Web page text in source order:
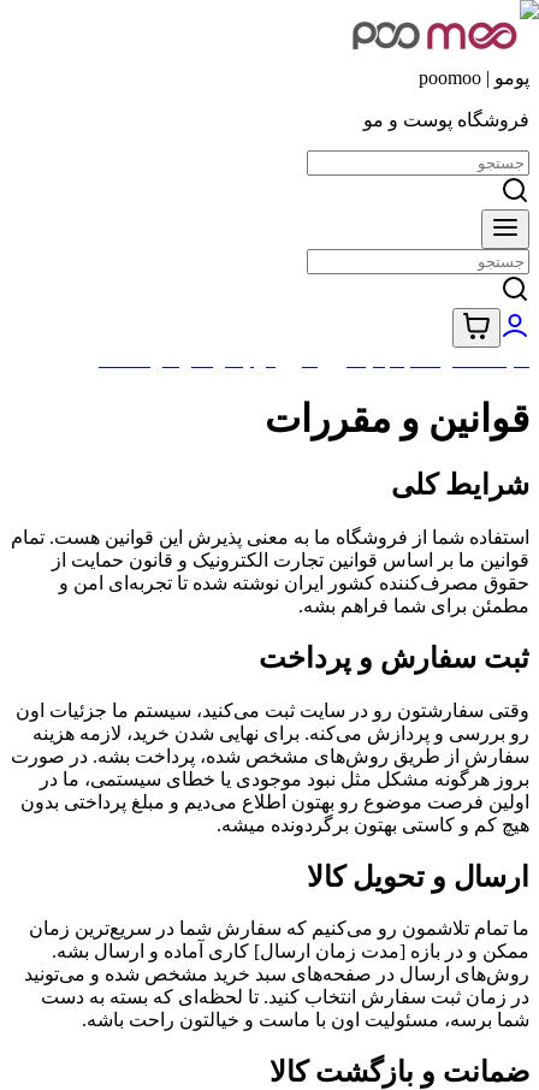
پومو | poomoo
فروشگاه پوست و مو
قوانین و مقررات
شرایط کلی
استفاده شما از فروشگاه ما به معنی پذیرش این قوانین هست. تمام
قوانین ما بر اساس قوانین تجارت الکترونیک و قانون حمایت از
حقوق مصرف‌کننده کشور ایران نوشته شده تا تجربه‌ای امن و
مطمئن برای شما فراهم بشه.
ثبت سفارش و پرداخت
وقتی سفارشتون رو در سایت ثبت می‌کنید، سیستم ما جزئیات اون
رو بررسی و پردازش می‌کنه. برای نهایی شدن خرید، لازمه هزینه
سفارش از طریق روش‌های مشخص شده، پرداخت بشه. در صورت
بروز هرگونه مشکل مثل نبود موجودی یا خطای سیستمی، ما در
اولین فرصت موضوع رو بهتون اطلاع می‌دیم و مبلغ پرداختی بدون
هیچ کم و کاستی بهتون برگردونده میشه.
ارسال و تحویل کالا
ما تمام تلاشمون رو می‌کنیم که سفارش شما در سریع‌ترین زمان
ممکن و در بازه [مدت زمان ارسال] کاری آماده و ارسال بشه.
روش‌های ارسال در صفحه‌های سبد خرید مشخص شده و می‌تونید
در زمان ثبت سفارش انتخاب کنید. تا لحظه‌ای که بسته به دست
شما برسه، مسئولیت اون با ماست و خیالتون راحت باشه.
ضمانت و بازگشت کالا